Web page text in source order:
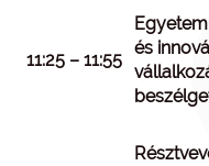
11:25 – 11:55
és